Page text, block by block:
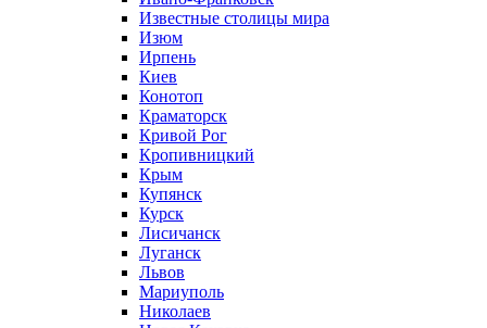
Известные столицы мира
Изюм
Ирпень
Киев
Конотоп
Краматорск
Кривой Рог
Кропивницкий
Крым
Купянск
Курск
Лисичанск
Луганск
Львов
Мариуполь
Николаев